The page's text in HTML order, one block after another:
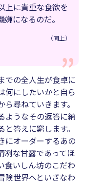
上に貴重な食欲を
になるのだ。
（同上）
での全人生が食卓に
何にしたいかと自ら
尋ねていきます。
ようなその返答に納
答えに窮します。
にオーダーするあの
冽な甘露であってほ
いしん坊のこだわ
険世界へといざなわ